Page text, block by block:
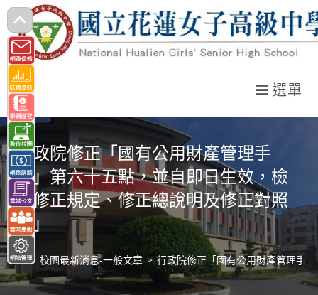
跳
轉
至
主
要
內
容
選單
行政院修正「國有公用財產管理手
冊」第六十五點，並自即日生效，檢
送修正規定、修正總說明及修正對照
表」
> 校園最新消息-一般文章 > 行政院修正「國有公用財產管理手